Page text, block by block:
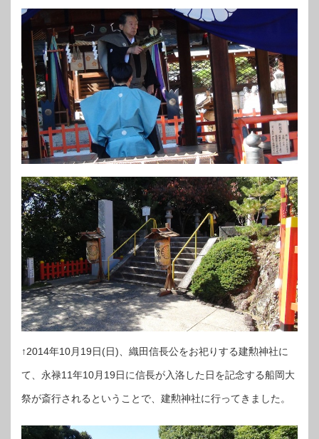
↑2014年10月19日(日)、織田信長公をお祀りする建勲神社に
て、永禄11年10月19日に信長が入洛した日を記念する船岡大
祭が斎行されるということで、建勲神社に行ってきました。